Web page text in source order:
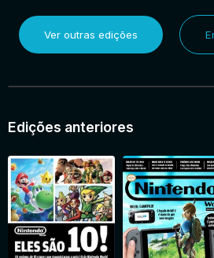
Ver outras edições
Edições anteriores